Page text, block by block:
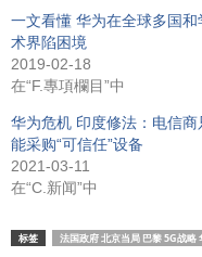
一文看懂 华为在全球多国和
术界陷困境
2019-02-18
在“F.專項欄目”中
华为危机 印度修法：电信商
能采购“可信任”设备
2021-03-11
在“C.新闻”中
标签 法国政府 北京当局 巴黎 5G战略